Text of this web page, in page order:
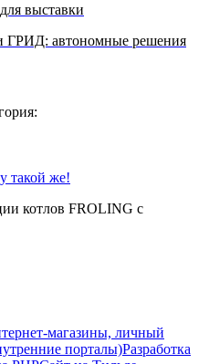
выставки
ГРИД: автономные решения
такой же!
магазины, личный
порталы)Разработка